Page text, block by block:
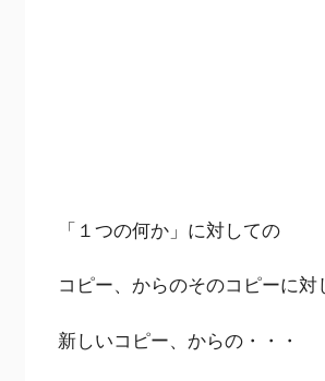
「１つの何か」に対しての
コピー、からのそのコピーに対
新しいコピー、からの・・・